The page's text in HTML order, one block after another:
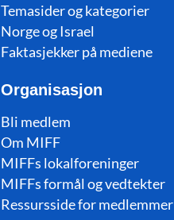
Temasider og kategorier
Norge og Israel
Faktasjekker på mediene
Organisasjon
Bli medlem
Om MIFF
MIFFs lokalforeninger
MIFFs formål og vedtekter
Ressursside for medlemmer